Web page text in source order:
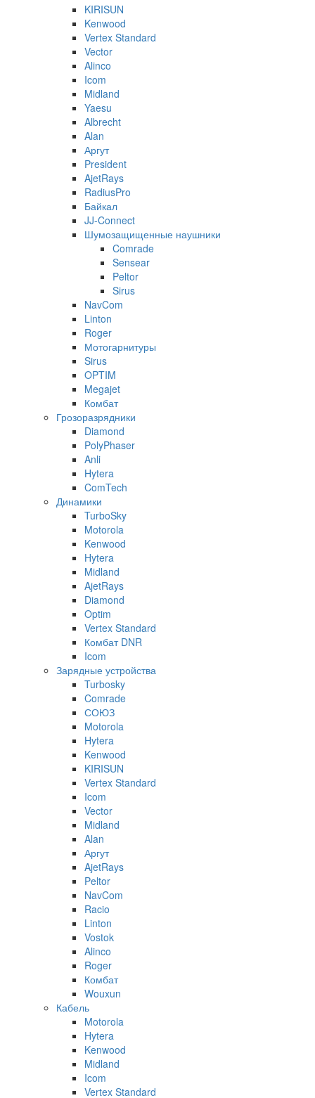
KIRISUN
Kenwood
Vertex Standard
Vector
Alinco
Icom
Midland
Yaesu
Albrecht
Alan
Аргут
President
AjetRays
RadiusPro
Байкал
JJ-Connect
Шумозащищенные наушники
Comrade
Sensear
Peltor
Sirus
NavCom
Linton
Roger
Мотогарнитуры
Sirus
OPTIM
Megajet
Комбат
Грозоразрядники
Diamond
PolyPhaser
Anli
Hytera
ComTech
Динамики
TurboSky
Motorola
Kenwood
Hytera
Midland
AjetRays
Diamond
Optim
Vertex Standard
Комбат DNR
Icom
Зарядные устройства
Turbosky
Comrade
СОЮЗ
Motorola
Hytera
Kenwood
KIRISUN
Vertex Standard
Icom
Vector
Midland
Alan
Аргут
AjetRays
Peltor
NavCom
Racio
Linton
Vostok
Alinco
Roger
Комбат
Wouxun
Кабель
Motorola
Hytera
Kenwood
Midland
Icom
Vertex Standard